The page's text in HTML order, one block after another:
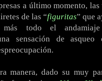
a último momento,
de las “figuritas” que
todo el
sensación de
manera, dado su muy